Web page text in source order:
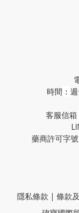
時間 ：
客服信箱
藥商許可字
隱私條款 | 條款